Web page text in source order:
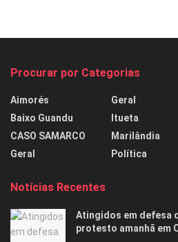
Procurar por Categorias
Aimorés
Baixo Guandu
CASO SAMARCO
Geral
Geral
Itueta
Marilândia
Política
Notícias Recentes
Atingidos em defesa
protesto amanhã em